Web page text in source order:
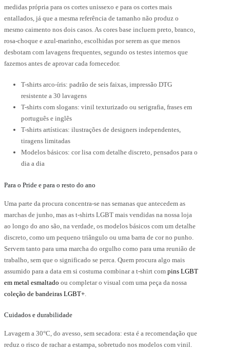
medidas própria para os cortes unissexo e para os cortes mais
entallados, já que a mesma referência de tamanho não produz o
mesmo caimento nos dois casos. As cores base incluem preto, branco,
rosa-choque e azul-marinho, escolhidas por serem as que menos
desbotam com lavagens frequentes, segundo os testes internos que
fazemos antes de aprovar cada fornecedor.
T-shirts arco-íris: padrão de seis faixas, impressão DTG
resistente a 30 lavagens
T-shirts com slogans: vinil texturizado ou serigrafia, frases em
português e inglês
T-shirts artísticas: ilustrações de designers independentes,
tiragens limitadas
Modelos básicos: cor lisa com detalhe discreto, pensados para o
dia a dia
Para o Pride e para o resto do ano
Uma parte da procura concentra-se nas semanas que antecedem as
marchas de junho, mas as t-shirts LGBT mais vendidas na nossa loja
ao longo do ano são, na verdade, os modelos básicos com um detalhe
discreto, como um pequeno triângulo ou uma barra de cor no punho.
Servem tanto para uma marcha do orgulho como para uma reunião de
trabalho, sem que o significado se perca. Quem procura algo mais
assumido para a data em si costuma combinar a t-shirt com pins LGBT
em metal esmaltado ou completar o visual com uma peça da nossa
coleção de bandeiras LGBT+
Cuidados e durabilidade
Lavagem a 30°C, do avesso, sem secadora: esta é a recomendação que
reduz o risco de rachar a estampa, sobretudo nos modelos com vinil.